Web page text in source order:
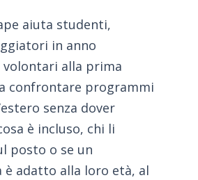
aiuta studenti,
in anno
volontari alla prima
confrontare programmi
senza dover
è incluso, chi li
posto o se un
è adatto alla loro età, al